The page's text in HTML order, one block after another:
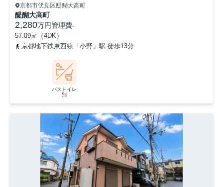
京都市伏見区醍醐大高町
醍醐大高町
2,280万円管理費-
57.09㎡（4DK）
京都地下鉄東西線「小野」駅 徒歩13分
バストイレ
別